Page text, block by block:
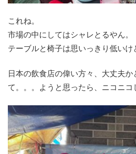
これね。
市場の中にしてはシャレとるやん。
テーブルと椅子は思いっきり低いけ
日本の飲食店の偉い方々、大丈夫
て。。。ようと思ったら、ニコニ